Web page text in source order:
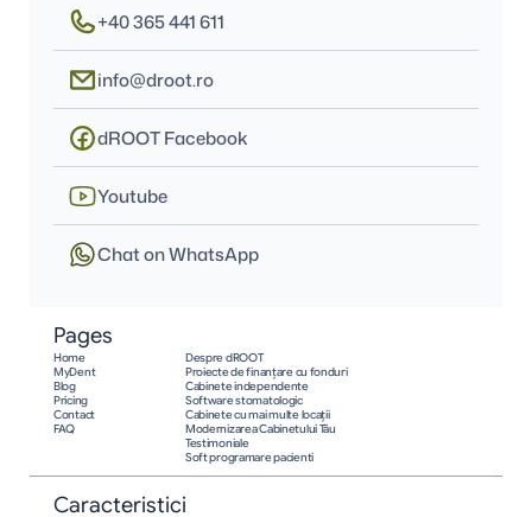
+40 365 441 611
info@droot.ro
dROOT Facebook
Youtube
Chat on WhatsApp
Pages
Home
MyDent
Blog
Pricing
Contact
FAQ
Despre dROOT
Proiecte de finanțare cu fonduri
Cabinete independente
Software stomatologic
Cabinete cu mai multe locații
Modernizarea Cabinetului Tău
Testimoniale
Soft programare pacienti
Caracteristici